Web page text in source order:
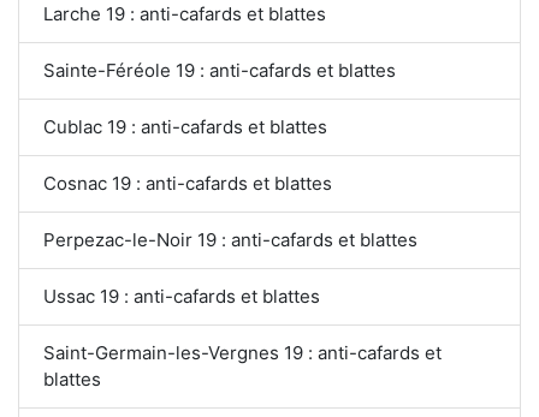
Larche 19 : anti-cafards et blattes
Sainte-Féréole 19 : anti-cafards et blattes
Cublac 19 : anti-cafards et blattes
Cosnac 19 : anti-cafards et blattes
Perpezac-le-Noir 19 : anti-cafards et blattes
Ussac 19 : anti-cafards et blattes
Saint-Germain-les-Vergnes 19 : anti-cafards et
blattes